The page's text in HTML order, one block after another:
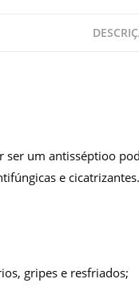
um antisséptioo
e cicatrizantes.
gripes e resfriados;